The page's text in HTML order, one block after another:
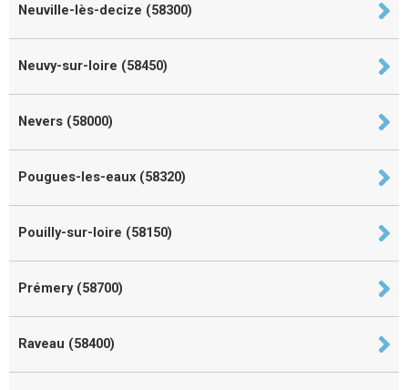
Neuville-lès-decize (58300)
Neuvy-sur-loire (58450)
Nevers (58000)
Pougues-les-eaux (58320)
Pouilly-sur-loire (58150)
Prémery (58700)
Raveau (58400)